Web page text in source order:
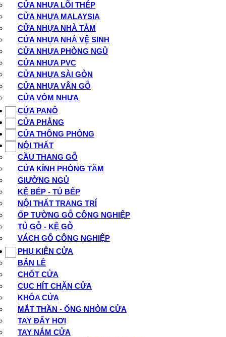
CỬA NHỰA LÕI THÉP
CỬA NHỰA MALAYSIA
CỬA NHỰA NHÀ TẮM
CỬA NHỰA NHÀ VỆ SINH
CỬA NHỰA PHÒNG NGỦ
CỬA NHỰA PVC
CỬA NHỰA SÀI GÒN
CỬA NHỰA VÂN GỖ
CỬA VÒM NHỰA
CỬA PANÔ
CỬA PHẲNG
CỬA THÔNG PHÒNG
NỘI THẤT
CẦU THANG GỖ
CỬA KÍNH PHÒNG TẮM
GIƯỜNG NGỦ
KỆ BẾP - TỦ BẾP
NỘI THẤT TRANG TRÍ
ỐP TƯỜNG GỖ CÔNG NGHIỆP
TỦ GỖ - KỆ GỖ
VÁCH GỖ CÔNG NGHIỆP
PHỤ KIỆN CỬA
BẢN LỀ
CHỐT CỬA
CỤC HÍT CHẶN CỬA
KHÓA CỬA
MẮT THẦN - ỐNG NHÒM CỬA
TAY ĐẨY HƠI
TAY NẮM CỬA